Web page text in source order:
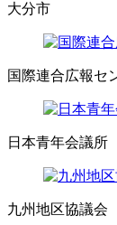
大分市
国際連合広報セ
日本青年会議所
九州地区協議会